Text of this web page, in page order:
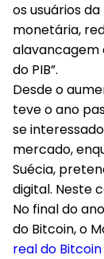
os usuários
monetária,
alavancagem
do PIB”.
Desde o
teve o ano
se
mercado,
Suécia,
digital. Neste
No final do
do Bitcoin, o
real do